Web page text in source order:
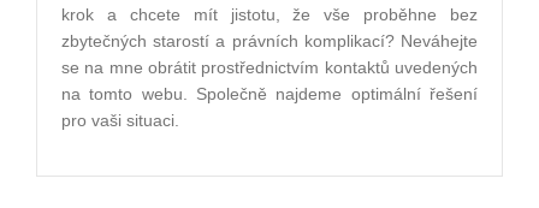
krok a chcete mít jistotu, že vše proběhne bez
zbytečných starostí a právních komplikací? Neváhejte
se na mne obrátit prostřednictvím kontaktů uvedených
na tomto webu. Společně najdeme optimální řešení
pro vaši situaci.